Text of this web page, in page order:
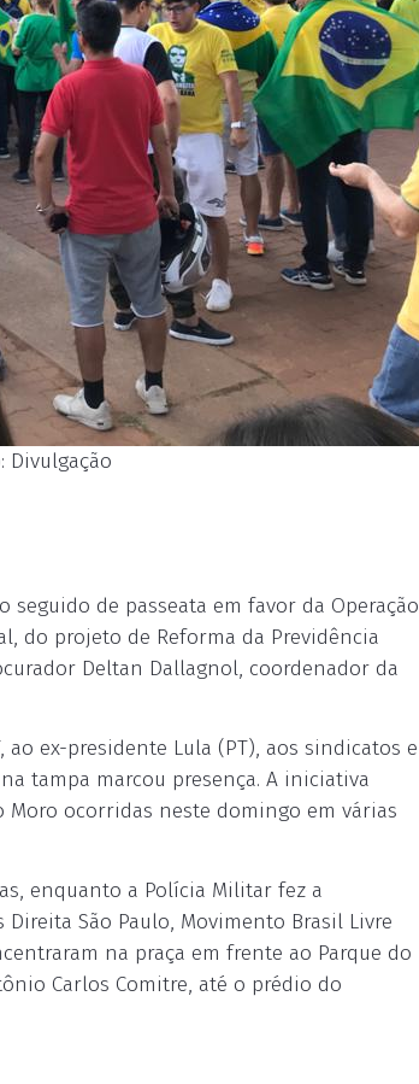
Divulgação
de passeata em favor da Operação
do projeto de Reforma da Previdência
Deltan Dallagnol, coordenador da
ex-presidente Lula (PT), aos sindicatos e
tampa marcou presença. A iniciativa
Moro ocorridas neste domingo em várias
enquanto a Polícia Militar fez a
São Paulo, Movimento Brasil Livre
na praça em frente ao Parque do
Carlos Comitre, até o prédio do